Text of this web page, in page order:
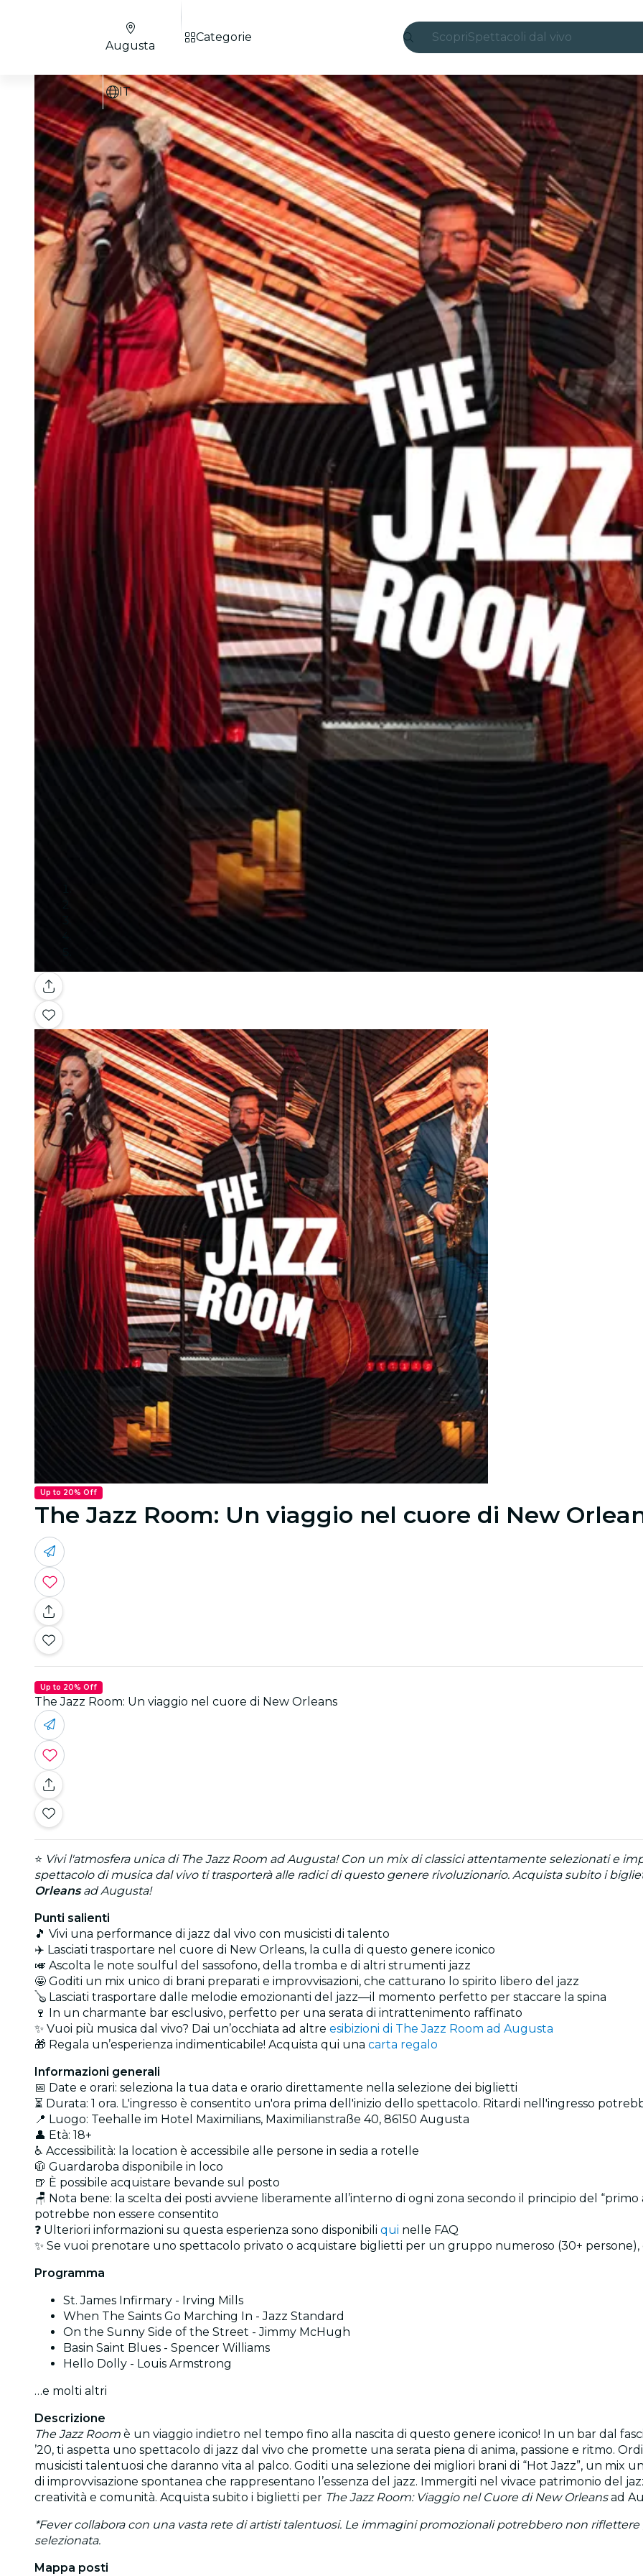
ScopriSpettacoli dal vivo
Candlelight
Londra
Esperienze e città
San Paolo
Mostre
Seoul
Tour città
Concerti
Ristoranti
Cinema
Augusta
IT
Categorie
Galleria
Up to 20% Off
The Jazz Room: Un viaggio nel cuore di New
Up to 20% Off
The Jazz Room: Un viaggio nel cuore di New Orleans
⭐ Vivi l'atmosfera unica di The Jazz Room ad Augusta! Con un mix di classici attentamente selezionati e
spettacolo di musica dal vivo ti trasporterà alle radici di questo genere rivoluzionario. Acquista subito i
Orleansad Augusta!
Punti salienti
🎵 Vivi una performance di jazz dal vivo con musicisti di talento
✈️ Lasciati trasportare nel cuore di New Orleans, la culla di questo genere iconico
🎺 Ascolta le note soulful del sassofono, della tromba e di altri strumenti jazz
🤩 Goditi un mix unico di brani preparati e improvvisazioni, che catturano lo spirito libero del jazz
🪕 Lasciati trasportare dalle melodie emozionanti del jazz—il momento perfetto per staccare la spina
🍷 In un charmante bar esclusivo, perfetto per una serata di intrattenimento raffinato
✨ Vuoi più musica dal vivo? Dai un’occhiata ad altre esibizioni di The Jazz Room ad Augusta
🎁 Regala un’esperienza indimenticabile! Acquista qui una carta regalo
Informazioni generali
📅 Date e orari: seleziona la tua data e orario direttamente nella selezione dei biglietti
⏳ Durata: 1 ora. L'ingresso è consentito un'ora prima dell'inizio dello spettacolo. Ritardi nell'ingresso
📍 Luogo: Teehalle im Hotel Maximilians, Maximilianstraße 40, 86150 Augusta
👤 Età: 18+
♿ Accessibilità: la location è accessibile alle persone in sedia a rotelle
🧥 Guardaroba disponibile in loco
🍺 È possibile acquistare bevande sul posto
🪑 Nota bene: la scelta dei posti avviene liberamente all’interno di ogni zona secondo il principio del “primo
potrebbe non essere consentito
❓ Ulteriori informazioni su questa esperienza sono disponibili qui nelle FAQ
✨ Se vuoi prenotare uno spettacolo privato o acquistare biglietti per un gruppo numeroso (30+
Programma
St. James Infirmary - Irving Mills
When The Saints Go Marching In - Jazz Standard
On the Sunny Side of the Street - Jimmy McHugh
Basin Saint Blues - Spencer Williams
Hello Dolly - Louis Armstrong
…e molti altri
Descrizione
The Jazz Room è un viaggio indietro nel tempo fino alla nascita di questo genere iconico! In un bar dal
’20, ti aspetta uno spettacolo di jazz dal vivo che promette una serata piena di anima, passione e ritmo.
musicisti talentuosi che daranno vita al palco. Goditi una selezione dei migliori brani di “Hot Jazz”, un mix
di improvvisazione spontanea che rappresentano l’essenza del jazz. Immergiti nel vivace patrimonio del
creatività e comunità. Acquista subito i biglietti per The Jazz Room: Viaggio nel Cuore di New Orleansad
*Fever collabora con una vasta rete di artisti talentuosi. Le immagini promozionali potrebbero non
selezionata.
Mappa posti